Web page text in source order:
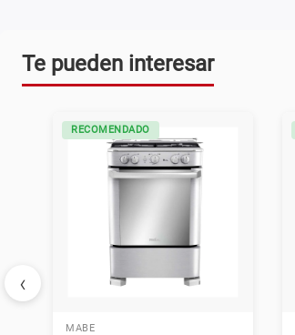
Te pueden interesar
‹
RECOMENDADO
MABE